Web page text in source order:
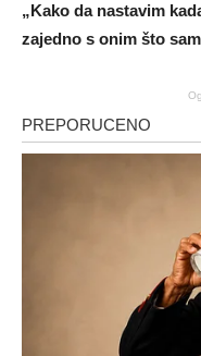
„Kako da nastavim
zajedno s onim što